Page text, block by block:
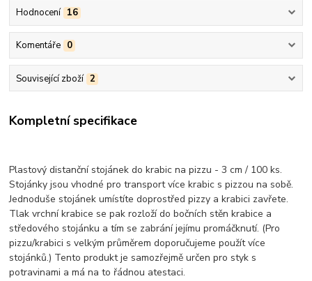
Hodnocení 16
Komentáře 0
Související zboží 2
Kompletní specifikace
Plastový distanční stojánek do krabic na pizzu - 3 cm / 100 ks.
Stojánky jsou vhodné pro transport více krabic s pizzou na sobě.
Jednoduše stojánek umístíte doprostřed pizzy a krabici zavřete.
Tlak vrchní krabice se pak rozloží do bočních stěn krabice a
středového stojánku a tím se zabrání jejímu promáčknutí. (Pro
pizzu/krabici s velkým průměrem doporučujeme použít více
stojánků.) Tento produkt je samozřejmě určen pro styk s
potravinami a má na to řádnou atestaci.